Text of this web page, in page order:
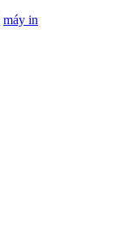
máy in